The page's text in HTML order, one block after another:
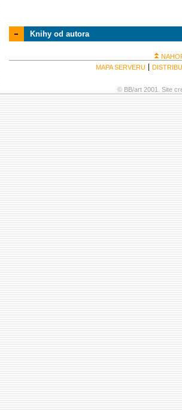
Knihy od autora
MAPA SERVERU
© BB/art 2001. Site